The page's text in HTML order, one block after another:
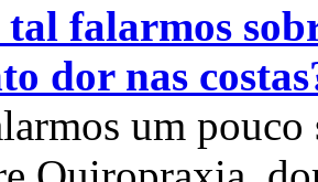
tal falarmos
dor nas
um pouco